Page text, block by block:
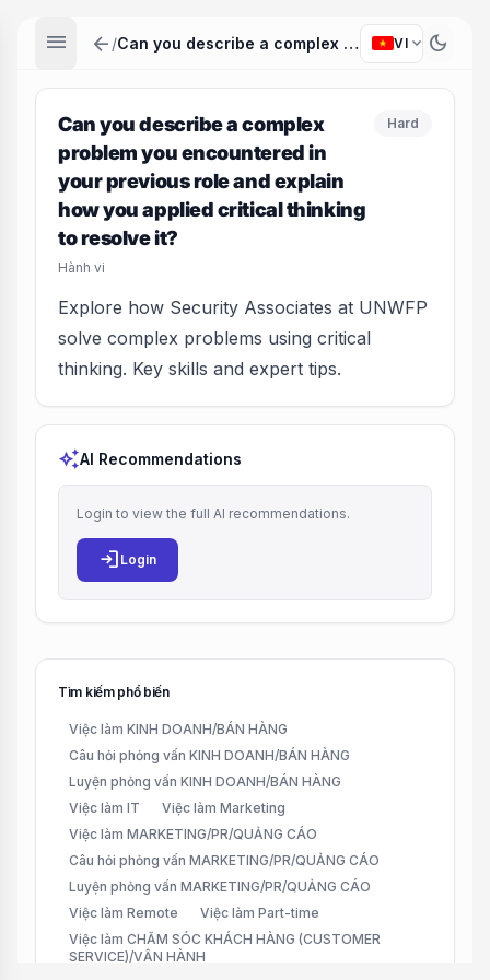
menu arrow_back / Can you describe a complex problem you encountered in your previous role and explain how you applied critical thinking to resolve it? VI expand_more dark_mode
Can you describe a complex
problem you encountered in
your previous role and explain
how you applied critical thinking
to resolve it?
Hành vi
Hard
Explore how Security Associates at UNWFP
solve complex problems using critical
thinking. Key skills and expert tips.
auto_awesomeAI Recommendations
Login to view the full AI recommendations.
login Login
Tìm kiếm phổ biến
Việc làm KINH DOANH/BÁN HÀNG
Câu hỏi phỏng vấn KINH DOANH/BÁN HÀNG
Luyện phỏng vấn KINH DOANH/BÁN HÀNG
Việc làm IT
Việc làm Marketing
Việc làm MARKETING/PR/QUẢNG CÁO
Câu hỏi phỏng vấn MARKETING/PR/QUẢNG CÁO
Luyện phỏng vấn MARKETING/PR/QUẢNG CÁO
Việc làm Remote
Việc làm Part-time
Việc làm CHĂM SÓC KHÁCH HÀNG (CUSTOMER
SERVICE)/VẬN HÀNH